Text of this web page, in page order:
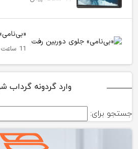
11 ساعت پیش
وارد گردونه گرداب
جستجو برای: